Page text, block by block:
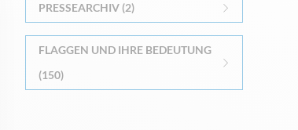
PRESSEARCHIV (2)
FLAGGEN UND IHRE BEDEUTUNG
(150)